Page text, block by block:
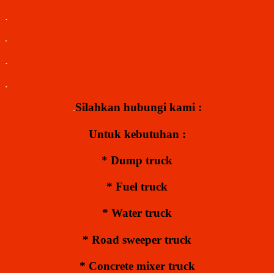
.
.
.
.
.Silahkan hubungi kami :
Untuk kebutuhan :
* Dump truck
* Fuel truck
* Water truck
* Road sweeper truck
* Concrete mixer truck